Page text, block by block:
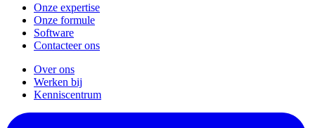
Onze expertise
Onze formule
Software
Contacteer ons
Over ons
Werken bij
Kenniscentrum